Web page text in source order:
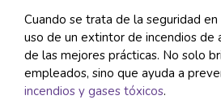
Cuando se trata de la seguridad
uso de un extintor de incendios de
de las mejores prácticas. No solo
empleados, sino que ayuda a
incendios y gases tóxicos.